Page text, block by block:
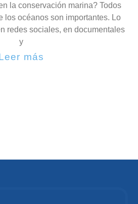
la conservación marina? Todos
los océanos son importantes. Lo
redes sociales, en documentales
y
más